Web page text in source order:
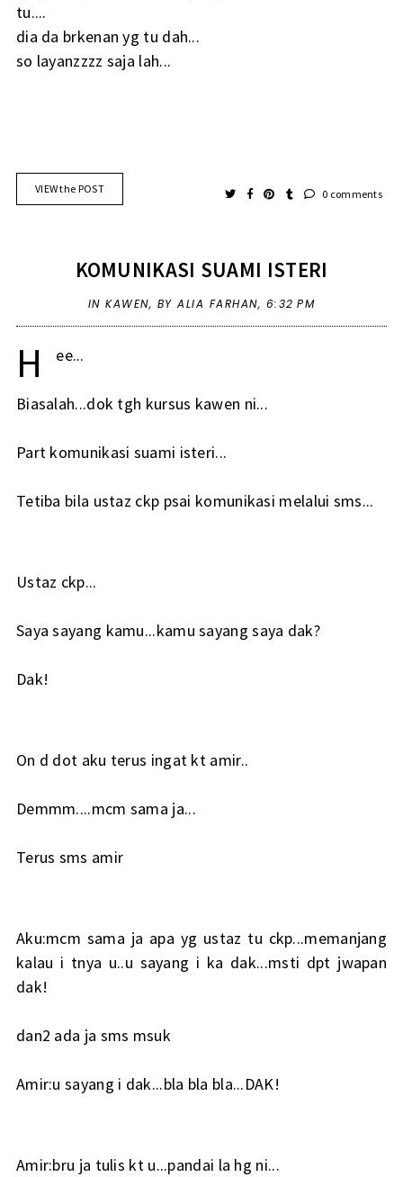
tu....
dia da brkenan yg tu dah...
so layanzzzz saja lah...
VIEW the POST 0 comments
KOMUNIKASI SUAMI ISTERI
INKAWEN, BY ALIA FARHAN, 6:32 PM
H ee...
Biasalah...dok tgh kursus kawen ni...
Part komunikasi suami isteri...
Tetiba bila ustaz ckp psai komunikasi melalui sms...
Ustaz ckp...
Saya sayang kamu...kamu sayang saya dak?
Dak!
On d dot aku terus ingat kt amir..
Demmm....mcm sama ja...
Terus sms amir
Aku:mcm sama ja apa yg ustaz tu ckp...memanjang
kalau i tnya u..u sayang i ka dak...msti dpt jwapan
dak!
dan2 ada ja sms msuk
Amir:u sayang i dak...bla bla bla...DAK!
Amir:bru ja tulis kt u...pandai la hg ni...